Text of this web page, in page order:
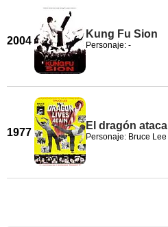
2004
Kung Fu Sion
Personaje: -
1977
El dragón ataca
Personaje: Bruce Lee